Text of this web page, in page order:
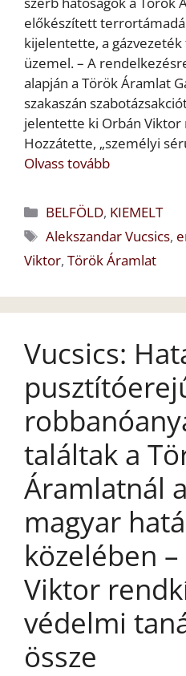
előkészített
kijelentette, a
üzemel. – A
alapján a Török Áramlat
szakaszán
jelentette ki Orbán
Hozzátette, „személyi
Olvass tovább
Kategória
BELFÖLD, KIEMELT
Címkék
Alekszandar Vucsics,
Viktor, Török Áramlat
Vucsics:
találtak a
Áramlatnál
magyar
közelében
Viktor
védelmi
össze